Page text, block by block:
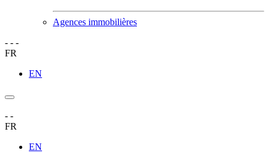
Agences immobilières
- - -
FR
EN
- -
FR
EN